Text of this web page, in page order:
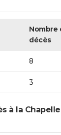
Nombre
décès
8
3
à la